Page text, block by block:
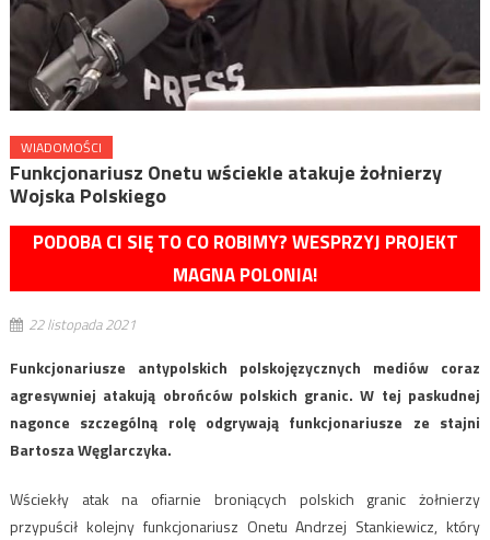
WIADOMOŚCI
Funkcjonariusz Onetu wściekle atakuje żołnierzy
Wojska Polskiego
PODOBA CI SIĘ TO CO ROBIMY? WESPRZYJ PROJEKT
MAGNA POLONIA!
22 listopada 2021
Funkcjonariusze antypolskich polskojęzycznych mediów coraz
agresywniej atakują obrońców polskich granic. W tej paskudnej
nagonce szczególną rolę odgrywają funkcjonariusze ze stajni
Bartosza Węglarczyka.
Wściekły atak na ofiarnie broniących polskich granic żołnierzy
przypuścił kolejny funkcjonariusz Onetu Andrzej Stankiewicz, który